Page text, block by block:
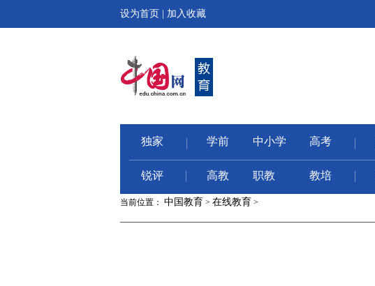
设为首页 加入收藏
独家 学前 中小学 高考
锐评 高教 职教 教培
当前位置： 中国教育 > 在线教育 >